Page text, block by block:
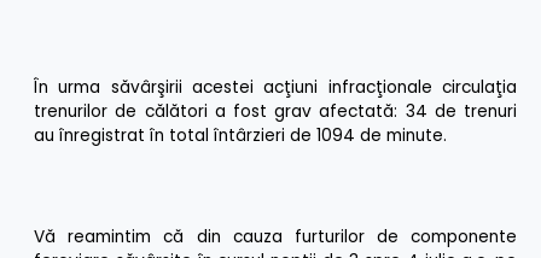
În urma săvârşirii acestei acţiuni infracţionale circulaţia
trenurilor de călători a fost grav afectată: 34 de trenuri
au înregistrat în total întârzieri de 1094 de minute.
Vă reamintim că din cauza furturilor de componente